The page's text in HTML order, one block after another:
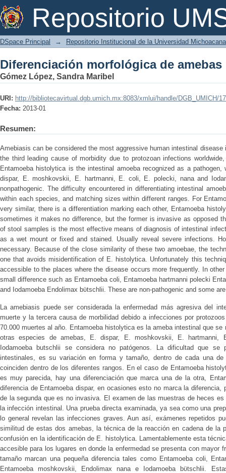
Repositorio
Diferenciación morfológica de
DSpace Principal → Repositorio Institucional de la Universidad
Diferenciación morfológica de
Gómez López, Sandra Maribel
URI: http://bibliotecavirtual.dgb.umich.mx:8083/xmlui/handle/DGB_UMICH/
Fecha: 2013-01
Resumen:
Amebiasis can be considered the most aggressive human intestinal
the third leading cause of morbidity due to protozoan infections
Entamoeba histolytica is the intestinal amoeba recognized as a
dispar, E. moshkovskii, E. hartmanni, E. coli, E. polecki, nana and
nonpathogenic. The difficulty encountered in differentiating intestinal
within each species, and matching sizes within different ranges. For
very similar, there is a differentiation marking each other, Entamoeba
sometimes it makes no difference, but the former is invasive as opposed
of stool samples is the most effective means of diagnosis of intestinal
as a wet mount or fixed and stained. Usually reveal severe infections.
necessary. Because of the close similarity of these two amoebae, the
one that avoids misidentification of E. histolytica. Unfortunately this
accessible to the places where the disease occurs more frequently. In
small difference such as Entamoeba coli, Entamoeba hartmanni polecki
and Iodamoeba Endolimax bϋtschlii. These are non-pathogenic and some
La amebiasis puede ser considerada la enfermedad más agresiva del
muerte y la tercera causa de morbilidad debido a infecciones por
70.000 muertes al año. Entamoeba histolytica es la ameba intestinal que se
otras especies de amebas, E. dispar, E. moshkovskii, E. hartmanni,
Iodamoeba butschlii se considera no patógenos. La dificultad que se
intestinales, es su variación en forma y tamaño, dentro de cada una
coinciden dentro de los diferentes rangos. En el caso de Entamoeba
es muy parecida, hay una diferenciación que marca una de la otra,
diferencia de Entamoeba dispar, en ocasiones esto no marca la
de la segunda que es no invasiva. El examen de las muestras de heces
la infección intestinal. Una prueba directa examinada, ya sea como una
lo general revelan las infecciones graves. Aun así, exámenes repetidos
similitud de estas dos amebas, la técnica de la reacción en cadena de la
confusión en la identificación de E. histolytica. Lamentablemente esta
accesible para los lugares en donde la enfermedad se presenta con mayor
tamaño marcan una pequeña diferencia tales como Entamoeba coli,
Entamoeba moshkovskii, Endolimax nana e Iodamoeba bϋtschlii.